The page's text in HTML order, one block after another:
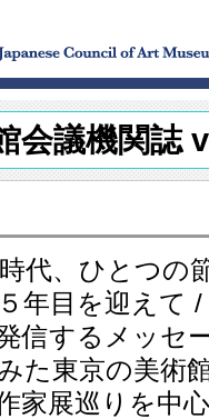
会議機関誌
代、ひとつの
年目を迎えて /
信するメッ
た東京の美術
家展巡りを中